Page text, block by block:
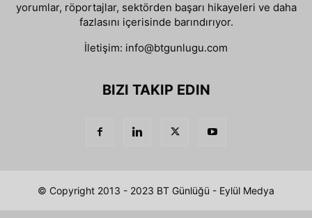
yorumlar, röportajlar, sektörden başarı hikayeleri ve daha
fazlasını içerisinde barındırıyor.
İletişim: info@btgunlugu.com
BIZI TAKIP EDIN
© Copyright 2013 - 2023 BT Günlüğü - Eylül Medya